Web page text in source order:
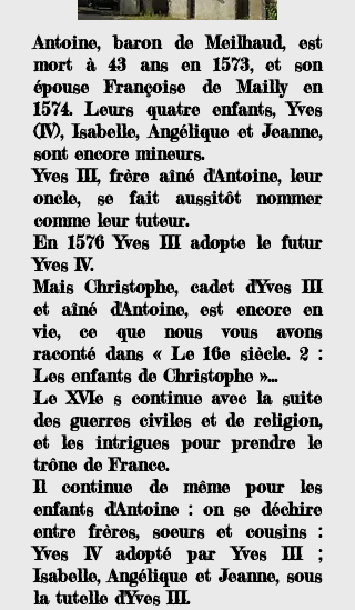
Antoine, baron de Meilhaud, est
mort à 43 ans en 1573, et son
épouse Françoise de Mailly en
1574. Leurs quatre enfants, Yves
(IV), Isabelle, Angélique et Jeanne,
sont encore mineurs.
Yves III, frère aîné d'Antoine, leur
oncle, se fait aussitôt nommer
comme leur tuteur.
En 1576 Yves III adopte le futur
Yves IV.
Mais Christophe, cadet d'Yves III
et aîné d'Antoine, est encore en
vie, ce que nous vous avons
raconté dans « Le 16e siècle. 2 :
Les enfants de Christophe »...
Le XVIe s continue avec la suite
des guerres civiles et de religion,
et les intrigues pour prendre le
trône de France.
Il continue de même pour les
enfants d'Antoine : on se déchire
entre frères, soeurs et cousins :
Yves IV adopté par Yves III ;
Isabelle, Angélique et Jeanne, sous
la tutelle d'Yves III.